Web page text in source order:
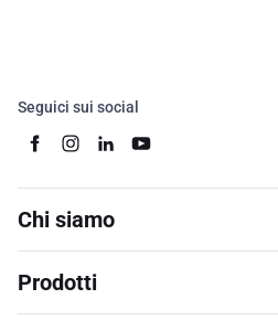
Seguici sui social
Chi siamo
Prodotti